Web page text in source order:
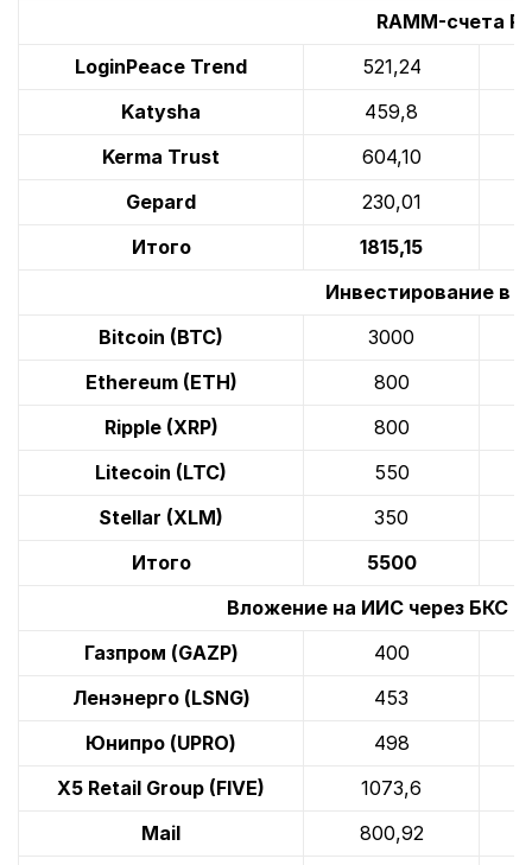
RAMM-счета
LoginPeace Trend
521,24
Katysha
459,8
Kerma Trust
604,10
Gepard
230,01
Итого
1815,15
Инвестирование в
Bitcoin (BTC)
3000
Ethereum (ETH)
800
Ripple (XRP)
800
Litecoin (LTC)
550
Stellar (XLM)
350
Итого
5500
Вложение на ИИС через БКС
Газпром (GAZP)
400
Ленэнерго (LSNG)
453
Юнипро (UPRO)
498
X5 Retail Group (FIVE)
1073,6
Mail
800,92